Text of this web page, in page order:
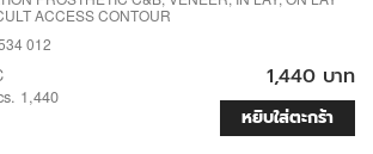
ACCESS CONTOUR
012
1,440
1,440 บาท
หยิบใส่ตะกร้า